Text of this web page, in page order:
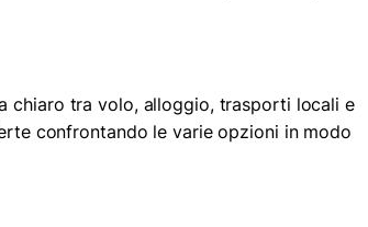
chiaro tra volo, alloggio, trasporti locali e
confrontando le varie opzioni in modo